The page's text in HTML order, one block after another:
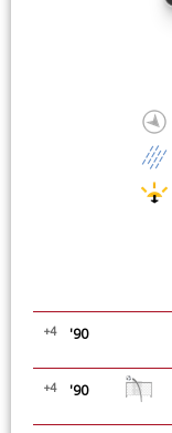
'90
+4
'90
+4